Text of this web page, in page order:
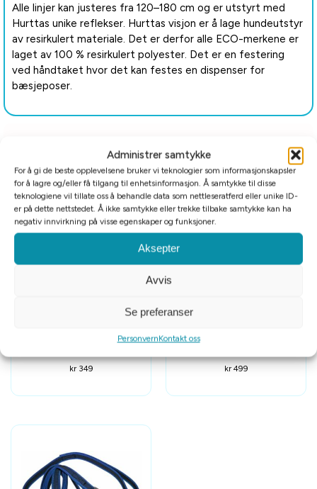
Administrer samtykke
For å gi de beste opplevelsene bruker vi teknologier som informasjonskapsler
for å lagre og/eller få tilgang til enhetsinformasjon. Å samtykke til disse
teknologiene vil tillate oss å behandle data som nettleseratferd eller unike ID-
er på dette nettstedet. Å ikke samtykke eller trekke tilbake samtykke kan ha
negativ innvirkning på visse egenskaper og funksjoner.
Aksepter
Avvis
Se preferanser
PersonvernKontakt oss
Alle linjer kan justeres fra 120–180 cm og er utstyrt med
Hurttas unike reflekser. Hurttas visjon er å lage hundeutstyr
av resirkulert materiale. Det er derfor alle ECO-merkene er
laget av 100 % resirkulert polyester. Det er en festering
ved håndtaket hvor det kan festes en dispenser for
bæsjeposer.
Relaterte produkter
Alac sporline nylon gul
kr349
Alac sporline nylon gul
kr499